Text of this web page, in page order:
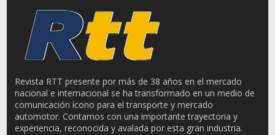
Revista RTT presente por más de 38 años en el mercado
nacional e internacional se ha transformado en un medio de
comunicación ícono para el transporte y mercado
automotor. Contamos con una importante trayectoria y
experiencia, reconocida y avalada por esta gran industria.